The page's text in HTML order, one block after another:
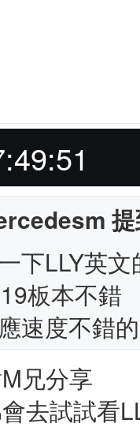
下LLY英
板本不錯
速度不錯的
兄分享
去試試看